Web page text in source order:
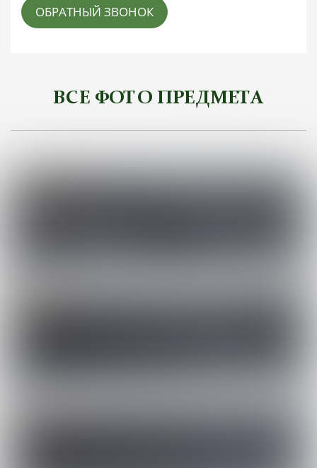
ОБРАТНЫЙ ЗВОНОК
ВСЕ ФОТО ПРЕДМЕТА